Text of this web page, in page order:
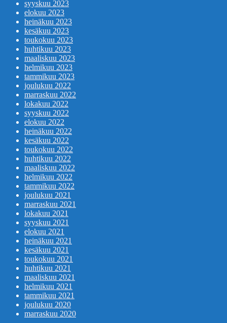
syyskuu 2023
elokuu 2023
heinäkuu 2023
kesäkuu 2023
toukokuu 2023
huhtikuu 2023
maaliskuu 2023
helmikuu 2023
tammikuu 2023
joulukuu 2022
marraskuu 2022
lokakuu 2022
syyskuu 2022
elokuu 2022
heinäkuu 2022
kesäkuu 2022
toukokuu 2022
huhtikuu 2022
maaliskuu 2022
helmikuu 2022
tammikuu 2022
joulukuu 2021
marraskuu 2021
lokakuu 2021
syyskuu 2021
elokuu 2021
heinäkuu 2021
kesäkuu 2021
toukokuu 2021
huhtikuu 2021
maaliskuu 2021
helmikuu 2021
tammikuu 2021
joulukuu 2020
marraskuu 2020